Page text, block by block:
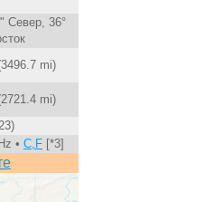
Север, 36°
mi)
mi)
• C,F[*3]